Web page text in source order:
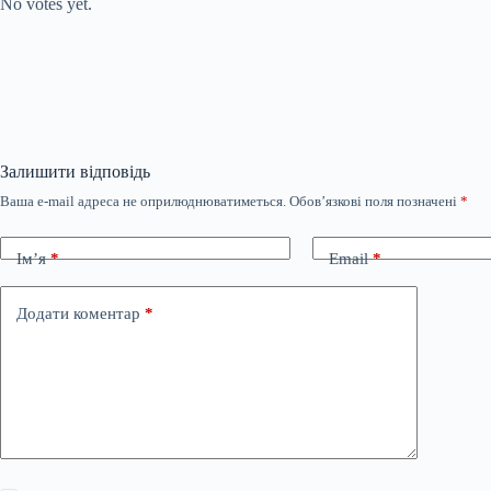
No votes yet.
Залишити відповідь
Ваша e-mail адреса не оприлюднюватиметься. Обов’язкові поля позначені *
Ім’я* Email*
Додати коментар *